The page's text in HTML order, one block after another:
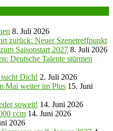
8. Juli 2026
zurück: Neuer Szenetreffpunkt
Saisonstart 2027 8. Juli 2026
Deutsche Talente stürmen
Dich! 2. Juli 2026
Mai weiter im Plus 15. Juni
soweit! 14. Juni 2026
ccm 14. Juni 2026
2026